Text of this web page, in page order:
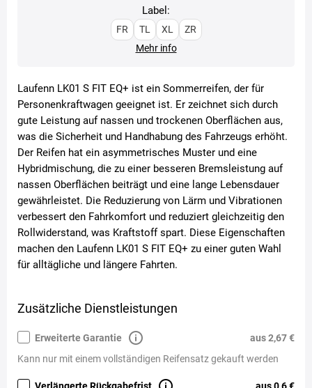
Label:
FR TL XL
ZR
Mehr info
Laufenn LK01 S FIT EQ+ ist ein Sommerreifen, der für
Personenkraftwagen geeignet ist. Er zeichnet sich durch
gute Leistung auf nassen und trockenen Oberflächen aus,
was die Sicherheit und Handhabung des Fahrzeugs erhöht.
Der Reifen hat ein asymmetrisches Muster und eine
Hybridmischung, die zu einer besseren Bremsleistung auf
nassen Oberflächen beiträgt und eine lange Lebensdauer
gewährleistet. Die Reduzierung von Lärm und Vibrationen
verbessert den Fahrkomfort und reduziert gleichzeitig den
Rollwiderstand, was Kraftstoff spart. Diese Eigenschaften
machen den Laufenn LK01 S FIT EQ+ zu einer guten Wahl
für alltägliche und längere Fahrten.
Zusätzliche Dienstleistungen
Erweiterte Garantie
Kann nur mit einem vollständigen Reifensatz gekauft werden
aus 2,67 €
Verlängerte Rückgabefrist aus 0,6 €